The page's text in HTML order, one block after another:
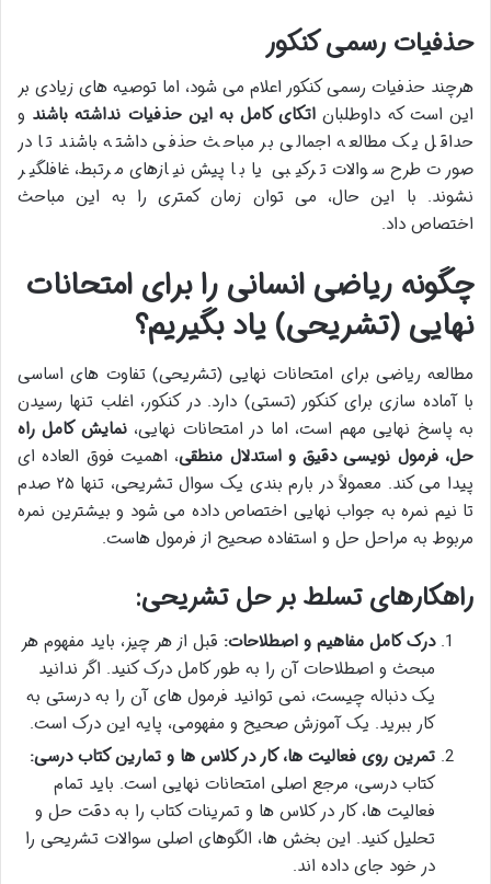
حذفیات رسمی کنکور
هرچند حذفیات رسمی کنکور اعلام می شود، اما توصیه های زیادی بر
این است که داوطلبان اتکای کامل به این حذفیات نداشته باشند و
حداقل یک مطالعه اجمالی بر مباحث حذفی داشته باشند تا در
صورت طرح سوالات ترکیبی یا با پیش نیازهای مرتبط، غافلگیر
نشوند. با این حال، می توان زمان کمتری را به این مباحث
اختصاص داد.
چگونه ریاضی انسانی را برای امتحانات
نهایی (تشریحی) یاد بگیریم؟
مطالعه ریاضی برای امتحانات نهایی (تشریحی) تفاوت های اساسی
با آماده سازی برای کنکور (تستی) دارد. در کنکور، اغلب تنها رسیدن
به پاسخ نهایی مهم است، اما در امتحانات نهایی،نمایش کامل راه
حل، فرمول نویسی دقیق و استدلال منطقی، اهمیت فوق العاده ای
پیدا می کند. معمولاً در بارم بندی یک سوال تشریحی، تنها ۲۵ صدم
تا نیم نمره به جواب نهایی اختصاص داده می شود و بیشترین نمره
مربوط به مراحل حل و استفاده صحیح از فرمول هاست.
راهکارهای تسلط بر حل تشریحی:
درک کامل مفاهیم و اصطلاحات: قبل از هر چیز، باید مفهوم هر
مبحث و اصطلاحات آن را به طور کامل درک کنید. اگر ندانید
یک دنباله چیست، نمی توانید فرمول های آن را به درستی به
کار ببرید. یک آموزش صحیح و مفهومی، پایه این درک است.
تمرین روی فعالیت ها، کار در کلاس ها و تمارین کتاب درسی:
کتاب درسی، مرجع اصلی امتحانات نهایی است. باید تمام
فعالیت ها، کار در کلاس ها و تمرینات کتاب را به دقت حل و
تحلیل کنید. این بخش ها، الگوهای اصلی سوالات تشریحی را
در خود جای داده اند.